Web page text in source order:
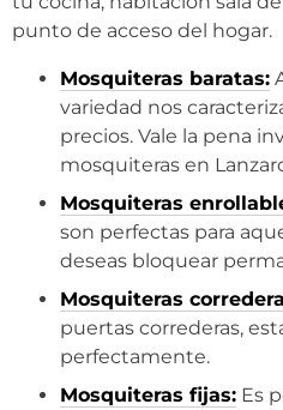
punto de acceso del hogar.
Mosquiteras baratas:
variedad nos
precios. Vale la pena
mosquiteras en
Mosquiteras
son perfectas para
deseas bloquear
Mosquiteras
puertas correderas,
perfectamente.
Mosquiteras fijas: Es